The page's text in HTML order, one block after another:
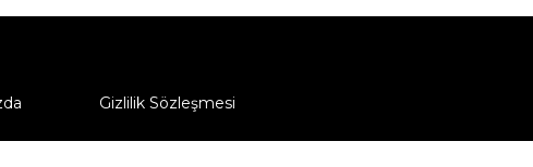
Gizlilik Sözleşmesi